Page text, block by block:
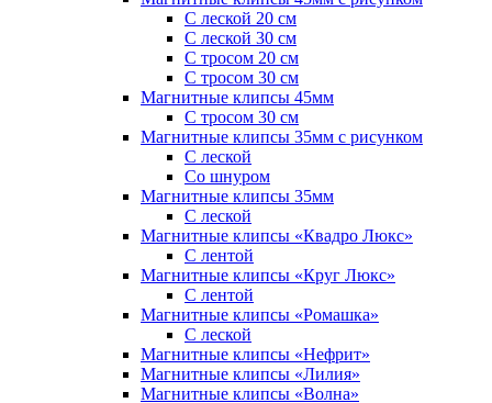
С леской 20 см
С леской 30 см
С тросом 20 см
С тросом 30 см
Магнитные клипсы 45мм
С тросом 30 см
Магнитные клипсы 35мм с рисунком
С леской
Со шнуром
Магнитные клипсы 35мм
С леской
Магнитные клипсы «Квадро Люкс»
С лентой
Магнитные клипсы «Круг Люкс»
С лентой
Магнитные клипсы «Ромашка»
С леской
Магнитные клипсы «Нефрит»
Магнитные клипсы «Лилия»
Магнитные клипсы «Волна»